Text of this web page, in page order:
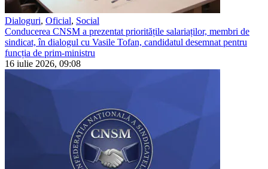
Dialoguri, Oficial, Social
Conducerea CNSM a prezentat prioritățile salariaților, membri de
sindicat, în dialogul cu Vasile Tofan, candidatul desemnat pentru
funcția de prim-ministru
16 iulie 2026, 09:08